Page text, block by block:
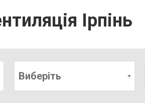
Ірпінь
Виберіть